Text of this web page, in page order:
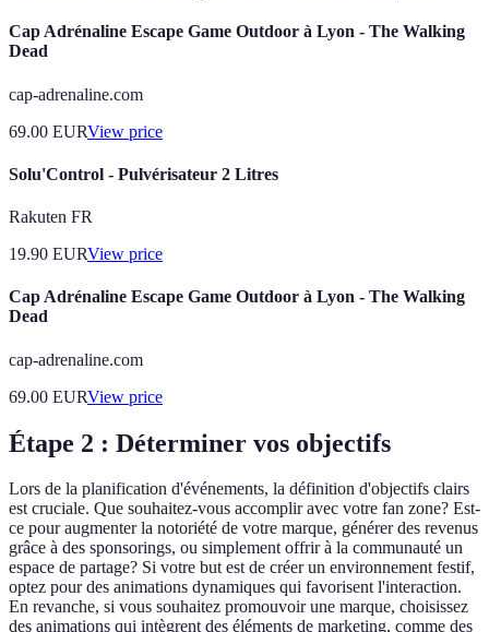
Cap Adrénaline Escape Game Outdoor à Lyon - The Walking
Dead
cap-adrenaline.com
69.00 EURView price
Solu'Control - Pulvérisateur 2 Litres
Rakuten FR
19.90 EURView price
Cap Adrénaline Escape Game Outdoor à Lyon - The Walking
Dead
cap-adrenaline.com
69.00 EURView price
Étape 2 : Déterminer vos objectifs
Lors de la planification d'événements, la définition d'objectifs clairs
est cruciale. Que souhaitez-vous accomplir avec votre fan zone? Est-
ce pour augmenter la notoriété de votre marque, générer des revenus
grâce à des sponsorings, ou simplement offrir à la communauté un
espace de partage? Si votre but est de créer un environnement festif,
optez pour des animations dynamiques qui favorisent l'interaction.
En revanche, si vous souhaitez promouvoir une marque, choisissez
des animations qui intègrent des éléments de marketing, comme des